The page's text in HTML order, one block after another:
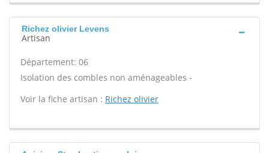
Richez olivier Levens
Artisan
Département: 06
Isolation des combles non aménageables -
Voir la fiche artisan : Richez olivier